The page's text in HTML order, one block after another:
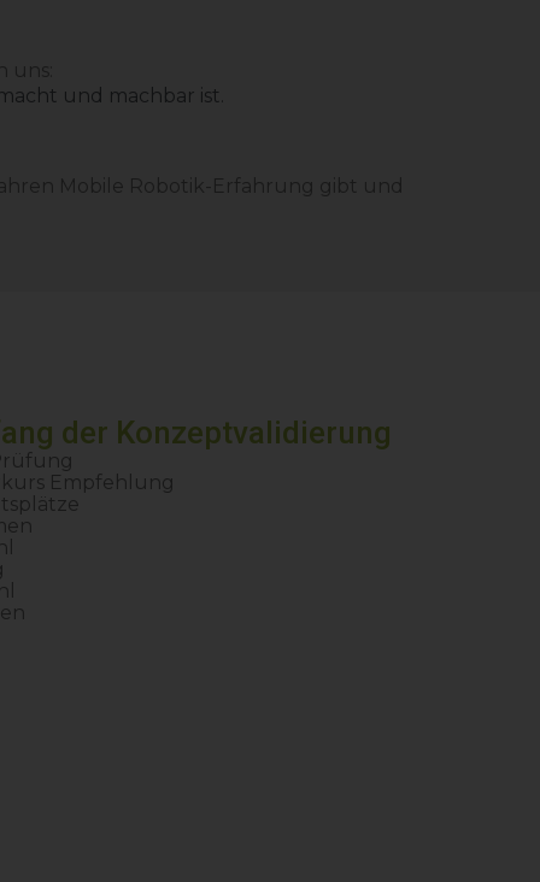
und machbar ist.
Mobile Robotik-Erfahrung gibt und
der Konzeptvalidierung
Empfehlung